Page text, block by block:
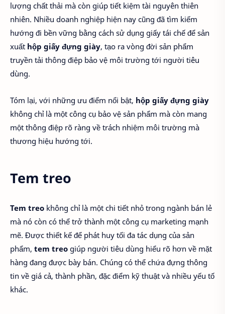
lượng chất thải mà còn giúp tiết kiệm tài nguyên thiên
nhiên. Nhiều doanh nghiệp hiện nay cũng đã tìm kiếm
hướng đi bền vững bằng cách sử dụng giấy tái chế để sản
xuất hộp giấy đựng giày, tạo ra vòng đời sản phẩm
truyền tải thông điệp bảo vệ môi trường tới người tiêu
dùng.
Tóm lại, với những ưu điểm nổi bật, hộp giấy đựng giày
không chỉ là một công cụ bảo vệ sản phẩm mà còn mang
một thông điệp rõ ràng về trách nhiệm môi trường mà
thương hiệu hướng tới.
Tem treo
Tem treo không chỉ là một chi tiết nhỏ trong ngành bán lẻ
mà nó còn có thể trở thành một công cụ marketing mạnh
mẽ. Được thiết kế để phát huy tối đa tác dụng của sản
phẩm, tem treo giúp người tiêu dùng hiểu rõ hơn về mặt
hàng đang được bày bán. Chúng có thể chứa đựng thông
tin về giá cả, thành phần, đặc điểm kỹ thuật và nhiều yếu tố
khác.